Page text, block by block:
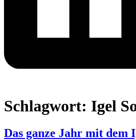
Schlagwort: Igel
Das ganze Jahr mit dem